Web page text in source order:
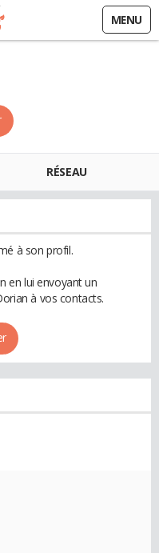
MENU
RÉSEAU
à son profil.
en lui envoyant un
à vos contacts.